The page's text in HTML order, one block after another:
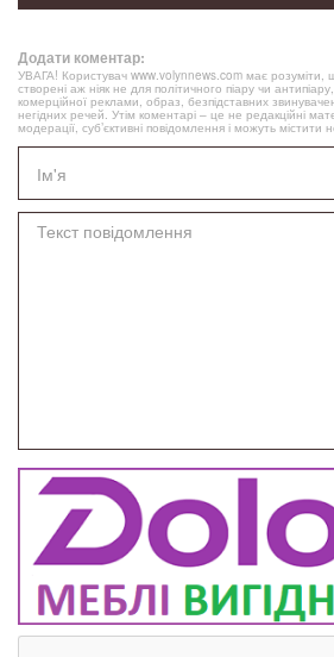
Додати коментар:
УВАГА! Користувач www.volynnews.com має розуміти,
створені аж ніяк не для політичного піару чи
комерційної реклами, образ, безпідставних
негідних речей. Утім коментарі – це не редакційні
модерації, суб’єктивні повідомлення і можуть містити